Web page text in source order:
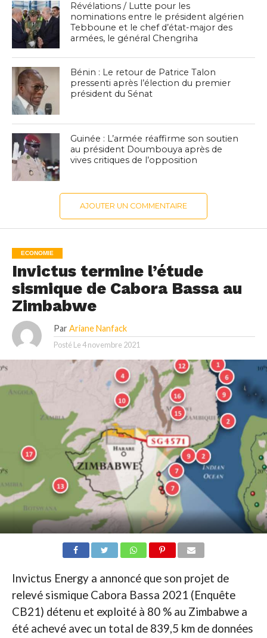
Révélations / Lutte pour les
nominations entre le président algérien
Tebboune et le chef d’état-major des
armées, le général Chengriha
Bénin : Le retour de Patrice Talon
pressenti après l’élection du premier
président du Sénat
Guinée : L’armée réaffirme son soutien
au président Doumbouya après de
vives critiques de l’opposition
AJOUTER UN COMMENTAIRE
ECONOMIE
Invictus termine l’étude
sismique de Cabora Bassa au
Zimbabwe
Par Ariane Nanfack
Posté Le4 novembre 2021
Invictus Energy a annoncé que son projet de
relevé sismique Cabora Bassa 2021 (Enquête
CB21) détenu et exploité à 80 % au Zimbabwe a
été achevé avec un total de 839,5 km de données